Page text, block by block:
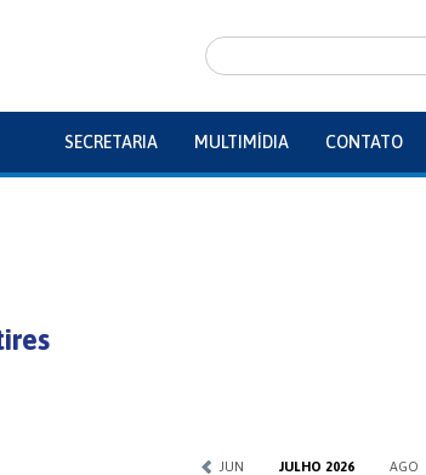
SECRETARIA MULTIMÍDIA CONTATO
JUN JULHO 2026 AGO